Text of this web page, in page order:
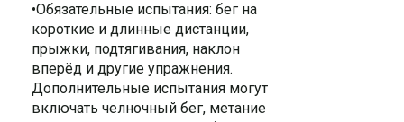
•Обязательные испытания: бег на
короткие и длинные дистанции,
прыжки, подтягивания, наклон
вперёд и другие упражнения.
Дополнительные испытания могут
включать челночный бег, метание